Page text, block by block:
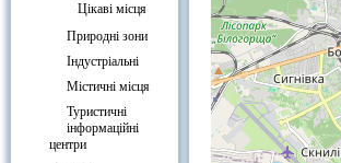
Цікаві місця
Природні зони
Індустріальні
Містичні місця
Туристичні
інформаційні
центри